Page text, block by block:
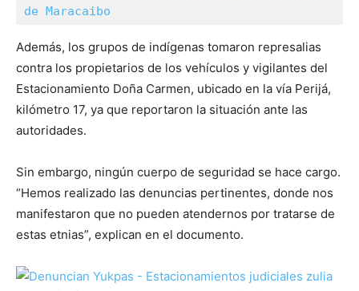
de Maracaibo
Además, los grupos de indígenas tomaron represalias
contra los propietarios de los vehículos y vigilantes del
Estacionamiento Doña Carmen, ubicado en la vía Perijá,
kilómetro 17, ya que reportaron la situación ante las
autoridades.
Sin embargo, ningún cuerpo de seguridad se hace cargo.
“Hemos realizado las denuncias pertinentes, donde nos
manifestaron que no pueden atendernos por tratarse de
estas etnias”, explican en el documento.